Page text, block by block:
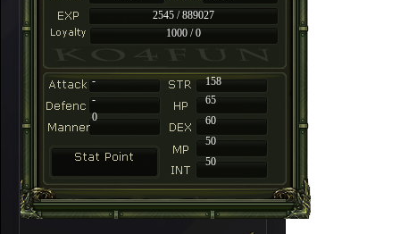
2545 / 889027
1000 / 0
-
158
-
65
60
50
50
0